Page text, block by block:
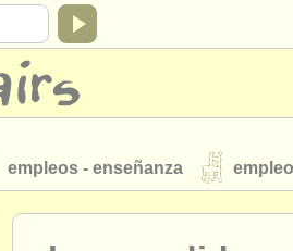
empleos - enseñanza
instrumentos robados